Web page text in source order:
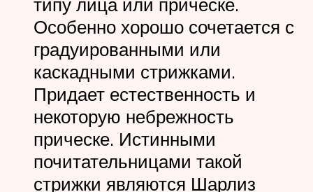
Особенно хорошо сочетается с
градуированными или
каскадными стрижками.
Придает естественность и
некоторую небрежность
прическе. Истинными
почитательницами такой
стрижки являются Шарлиз